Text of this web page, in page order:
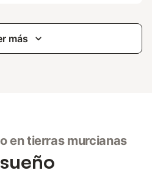
más
en tierras murcianas